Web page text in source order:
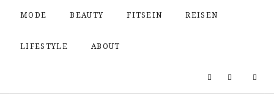
MODE BEAUTY FITSEIN REISEN
LIFESTYLE ABOUT